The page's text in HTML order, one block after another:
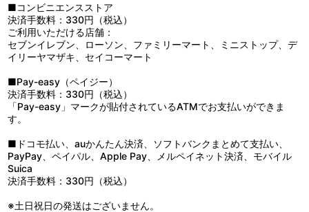
■コンビニエンスストア
決済手数料：330円（税込）
ご利用いただける店舗：
セブンイレブン、ローソン、ファミリーマート、ミニストップ、デ
イリーヤマザキ、セイコーマート
■Pay-easy（ペイジー）
決済手数料：330円（税込）
「Pay-easy」マークが貼付されているATMでお支払いができま
す。
■ドコモ払い、auかんたん決済、ソフトバンクまとめて支払い、
PayPay、ペイパル、Apple Pay、メルペイネット決済、モバイル
Suica
決済手数料：330円（税込）
※土日祝日の発送はございません。